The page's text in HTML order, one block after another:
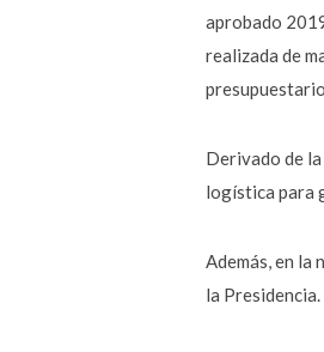
aprobado
realizada de
Derivado de
logística para
Además, en la
la Presidencia.